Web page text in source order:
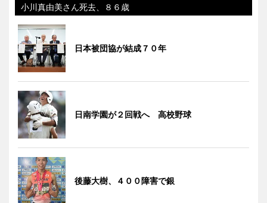
小川真由美さん死去、８６歳
日本被団協が結成７０年
日南学園が２回戦へ 高校野球
後藤大樹、４００障害で銀